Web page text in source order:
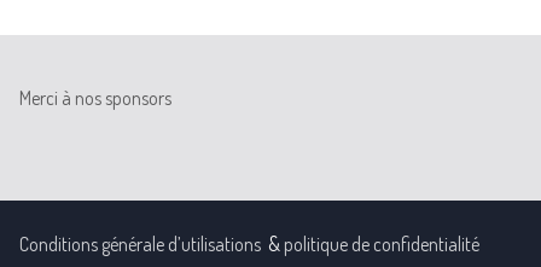
Merci à nos sponsors
Conditions générale d’utilisations & politique de confidentialité